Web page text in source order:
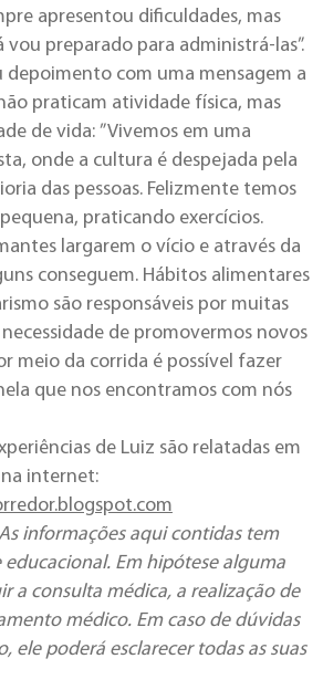
apresentou dificuldades, mas
preparado para administrá-las”.
depoimento com uma mensagem a
praticam atividade física, mas
de vida: ”Vivemos em uma
onde a cultura é despejada pela
das pessoas. Felizmente temos
praticando exercícios.
largarem o vício e através da
conseguem. Hábitos alimentares
são responsáveis por muitas
de promovermos novos
meio da corrida é possível fazer
que nos encontramos com nós
de Luiz são relatadas em
internet:
informações aqui contidas tem
Em hipótese alguma
a consulta médica, a realização de
médico. Em caso de dúvidas
ele poderá esclarecer todas as suas